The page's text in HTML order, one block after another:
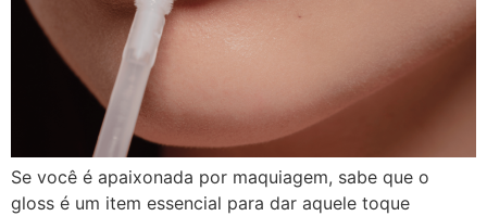
Se você é apaixonada por maquiagem, sabe que o
gloss é um item essencial para dar aquele toque